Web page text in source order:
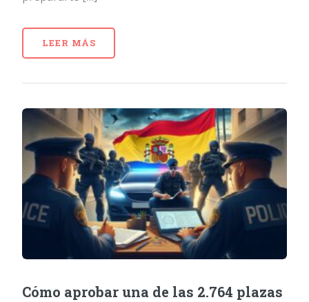
LEER MÁS
Cómo aprobar una de las 2.764 plazas